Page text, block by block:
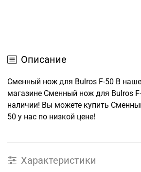
Описание
Сменный нож для Bulros F-50 В
магазине Сменный нож для Bulros
наличии! Вы можете купить
50 у нас по низкой цене!
Характеристики